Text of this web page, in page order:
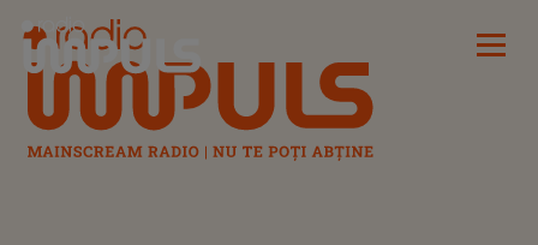
Radio Impuls